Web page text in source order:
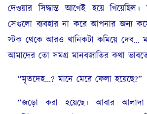
দেওয়ার সিদ্ধান্ত আগেই হয়ে
সেগুলো ব্যবহার না করে আপনার জন্য
স্টক থেকে আরও খানিকটা কমিয়ে দেব…
আমাদের তো সমগ্র মানবজাতির কথা
“মৃতদেহ…? মানে মেরে ফেলা হয়েছে?”
“জড়ো করা হয়েছে। আবার